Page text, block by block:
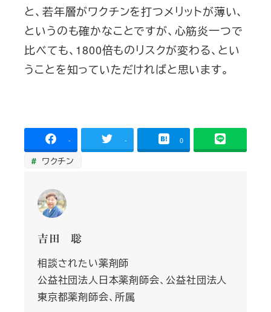
と、若年層がワクチンを打つメリットが薄い、
というのも確かなことですが、心筋炎一つで
比べても、1800倍ものリスクが変わる、とい
うことを知っていただければと思います。
- - 0
ワクチン
吉田 聡
相談されたい薬剤師
公益社団法人日本薬剤師会、公益社団法人
東京都薬剤師会、所属